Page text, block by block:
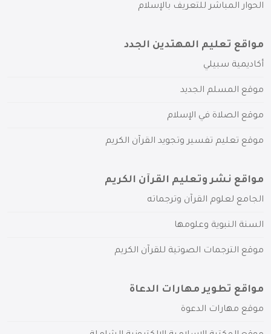
الحوار المباشر للتعريف بالإسلام
مواقع تعليم المهتدين الجدد
أكاديمية سبيلي
موقع المسلم الجديد
موقع الصلاة في الإسلام
موقع تعليم تفسير وتجويد القرآن الكريم
مواقع نشر وتعليم القرآن الكريم
الجامع لعلوم القرآن وترجماته
السنة النبوية وعلومها
موقع الترجمات الصوتية للقرآن الكريم
مواقع تطوير مهارات الدعاة
موقع مهارات الدعوة